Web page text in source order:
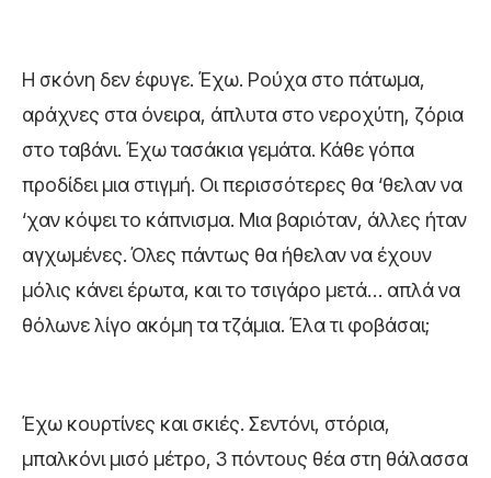
Η σκόνη δεν έφυγε. Έχω. Ρούχα στο πάτωμα,
αράχνες στα όνειρα, άπλυτα στο νεροχύτη, ζόρια
στο ταβάνι. Έχω τασάκια γεμάτα. Κάθε γόπα
προδίδει μια στιγμή. Οι περισσότερες θα ‘θελαν να
‘χαν κόψει το κάπνισμα. Μια βαριόταν, άλλες ήταν
αγχωμένες. Όλες πάντως θα ήθελαν να έχουν
μόλις κάνει έρωτα, και το τσιγάρο μετά… απλά να
θόλωνε λίγο ακόμη τα τζάμια. Έλα τι φοβάσαι;
Έχω κουρτίνες και σκιές. Σεντόνι, στόρια,
μπαλκόνι μισό μέτρο, 3 πόντους θέα στη θάλασσα